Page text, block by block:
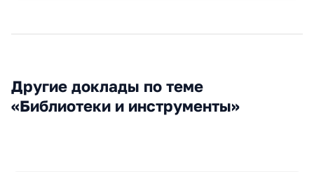
Другие доклады по теме
«Библиотеки и инструменты»